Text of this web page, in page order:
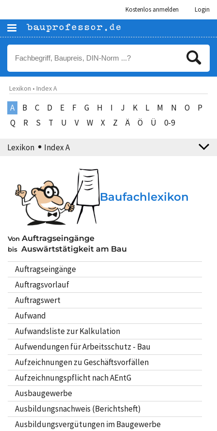
Kostenlos anmelden Login
Lexikon • Index A
Baufachlexikon
Von Auftragseingänge
bis Auswärtstätigkeit am Bau
Auftragseingänge
Auftragsvorlauf
Auftragswert
Aufwand
Aufwandsliste zur Kalkulation
Aufwendungen für Arbeitsschutz - Bau
Aufzeichnungen zu Geschäftsvorfällen
Aufzeichnungspflicht nach AEntG
Ausbaugewerbe
Ausbildungsnachweis (Berichtsheft)
Ausbildungsvergütungen im Baugewerbe
A B C D E F G H I J K L M N O
P
Q
R S T U V W X Z Ä Ö Ü 0-9
Lexikon Index A